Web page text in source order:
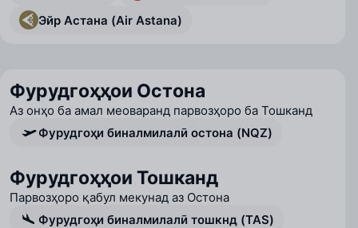
Эйр Астана (Air Astana)
Фурудгоҳҳои Остона
Аз онҳо ба амал меоваранд парвозҳоро ба Тошканд
Фурудгоҳи биналмилалӣ остона (NQZ)
Фурудгоҳҳои Тошканд
Парвозҳоро қабул мекунад аз Остона
Фурудгоҳи биналмилалӣ тошкнд (TAS)